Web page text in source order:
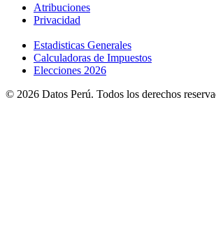
Atribuciones
Privacidad
Estadisticas Generales
Calculadoras de Impuestos
Elecciones 2026
© 2026 Datos Perú. Todos los derechos